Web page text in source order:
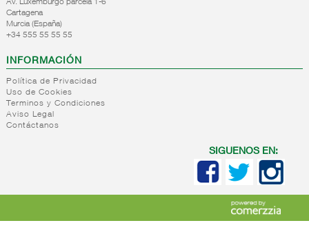
Av. Luxemburgo parcela 1-6
Cartagena
Murcia (España)
+34 555 55 55 55
INFORMACIÓN
Política de Privacidad
Uso de Cookies
Terminos y Condiciones
Aviso Legal
Contáctanos
SIGUENOS EN: